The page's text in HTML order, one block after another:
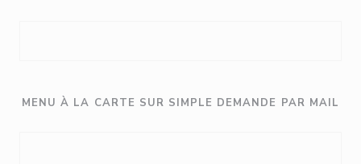
MENU À LA CARTE SUR SIMPLE DEMANDE PAR MAIL